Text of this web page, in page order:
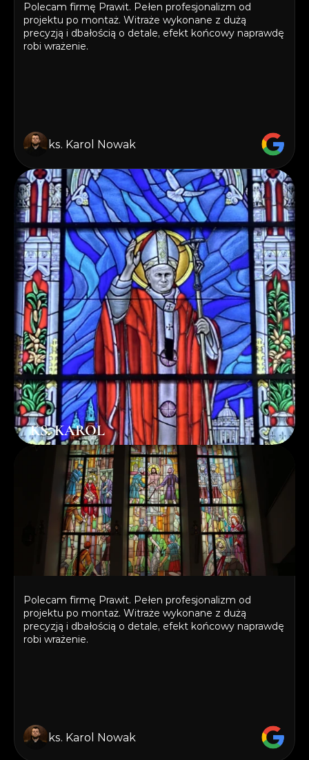
Polecam firmę Prawit. Pełen profesjonalizm od
projektu po montaż. Witraże wykonane z dużą
precyzją i dbałością o detale, efekt końcowy naprawdę
robi wrażenie.
ks. Karol Nowak
KS. KAROL
ks. Karol Nowak
Polecam firmę Prawit. Pełen profesjonalizm od
projektu po montaż. Witraże wykonane z dużą
precyzją i dbałością o detale, efekt końcowy naprawdę
robi wrażenie.
ks. Karol Nowak